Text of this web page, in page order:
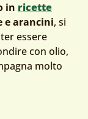
in ricette
e arancini, si
essere
con olio,
molto